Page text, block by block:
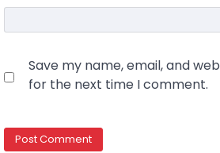
Save my name, email, and
for the next time I comment.